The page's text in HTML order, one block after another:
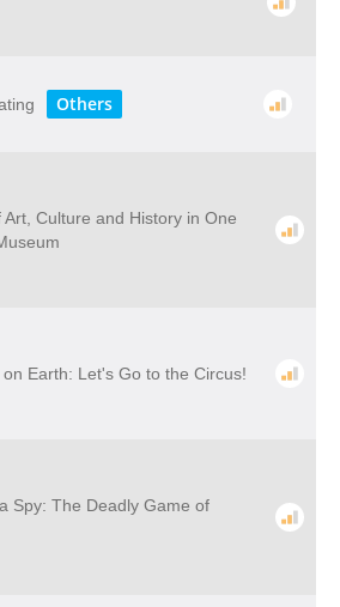
Others
​Culture​ ​and​ ​History​ ​in​ ​One​
Earth: Let's Go to the Circus!
Spy: The Deadly Game of